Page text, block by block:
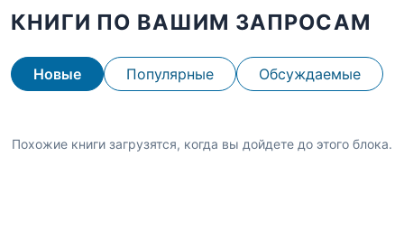
КНИГИ ПО ВАШИМ ЗАПРОСАМ
Новые Популярные Обсуждаемые
Похожие книги загрузятся, когда вы дойдете до этого блока.